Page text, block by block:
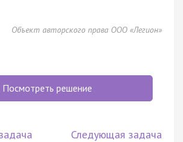
Объект авторского права ООО «Легион»
Посмотреть решение
Следующая задача